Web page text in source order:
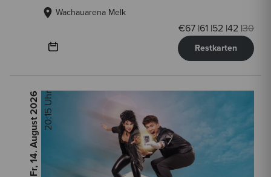
Wachauarena Melk
Restkarten
€67 |61 |52 |42 |30
Fr, 14. August
2026 20:15 Uhr